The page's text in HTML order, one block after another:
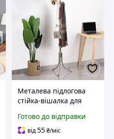
Металева підлогова
стійка-вішалка для
16 гачків
Готово до відправки
від55₴/міс